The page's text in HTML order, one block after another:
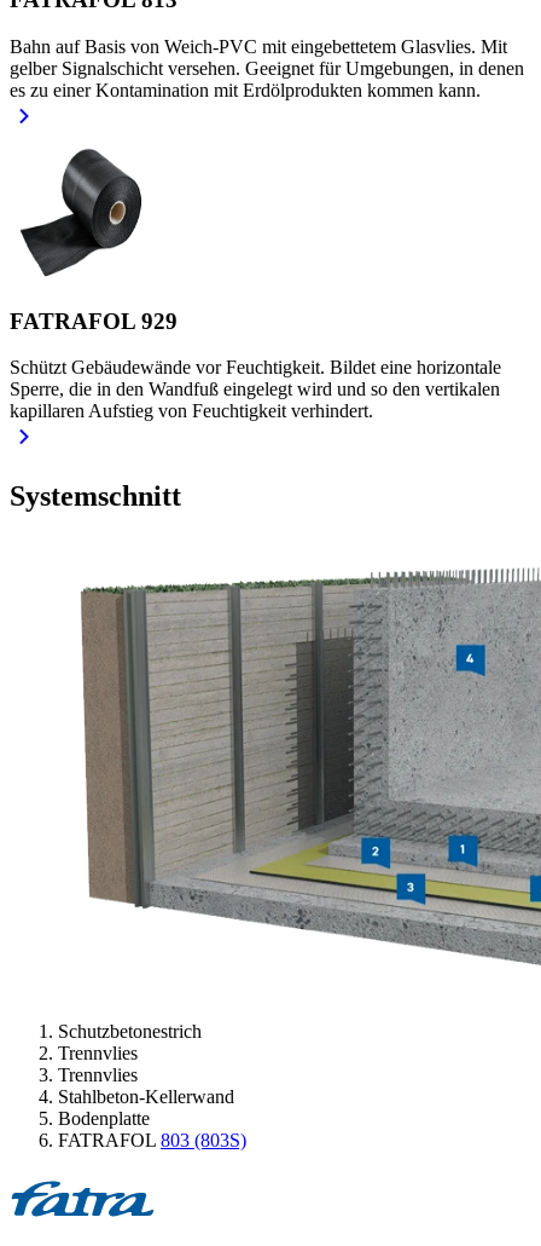
Bahn auf Basis von Weich-PVC mit eingebettetem Glasvlies. Mit
gelber Signalschicht versehen. Geeignet für Umgebungen, in denen
es zu einer Kontamination mit Erdölprodukten kommen kann.
FATRAFOL 929
Schützt Gebäudewände vor Feuchtigkeit. Bildet eine horizontale
Sperre, die in den Wandfuß eingelegt wird und so den vertikalen
kapillaren Aufstieg von Feuchtigkeit verhindert.
Systemschnitt
Schutzbetonestrich
Trennvlies
Trennvlies
Stahlbeton-Kellerwand
Bodenplatte
FATRAFOL 803 (803S)